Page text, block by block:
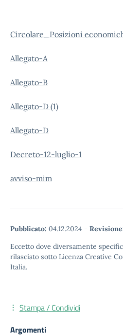
Circolare_Posizioni
Allegato-A
Allegato-B
Allegato-D (1)
Allegato-D
Decreto-12-luglio-1
avviso-mim
Pubblicato: 04.12.2024 -
Eccetto dove diversamente
rilasciato sotto Licenza Creative
Italia.
Stampa / Condividi
Argomenti